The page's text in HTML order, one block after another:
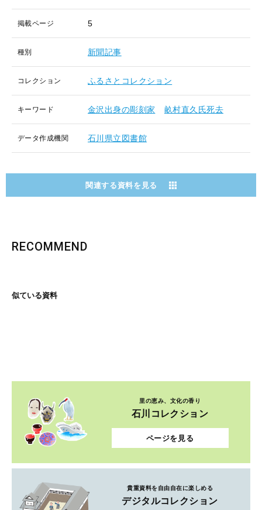
掲載ページ 5
種別 新聞記事
コレクション ふるさとコレクション
キーワード 金沢出身の彫刻家 畝村直久氏死去
データ作成機関 石川県立図書館
関連する資料を見る
RECOMMEND
似ている資料
里の恵み、文化の香り
石川コレクション
ページを見る
貴重資料を自由自在に楽しめる
デジタルコレクション